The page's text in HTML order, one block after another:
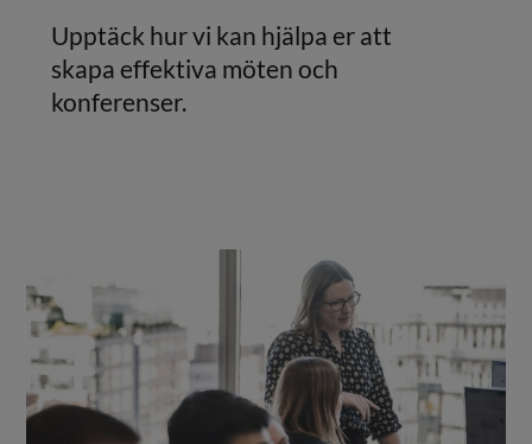
Upptäck hur vi kan hjälpa er att
skapa effektiva möten och
konferenser.